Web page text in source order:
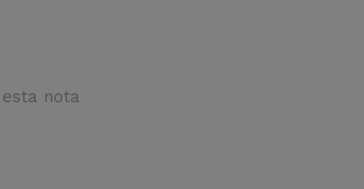
nota